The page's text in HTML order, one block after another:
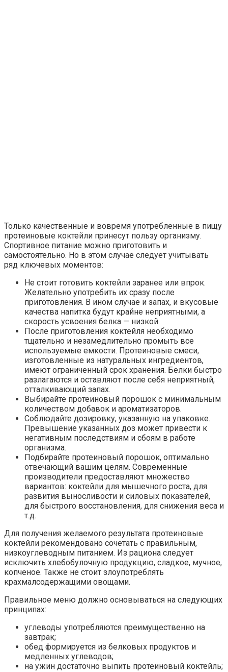
Только качественные и вовремя употребленные в пищу
протеиновые коктейли принесут пользу организму.
Спортивное питание можно приготовить и
самостоятельно. Но в этом случае следует учитывать
ряд ключевых моментов:
Не стоит готовить коктейли заранее или впрок.
Желательно употребить их сразу после
приготовления. В ином случае и запах, и вкусовые
качества напитка будут крайне неприятными, а
скорость усвоения белка — низкой.
После приготовления коктейля необходимо
тщательно и незамедлительно промыть все
используемые емкости. Протеиновые смеси,
изготовленные из натуральных ингредиентов,
имеют ограниченный срок хранения. Белки быстро
разлагаются и оставляют после себя неприятный,
отталкивающий запах.
Выбирайте протеиновый порошок с минимальным
количеством добавок и ароматизаторов.
Соблюдайте дозировку, указанную на упаковке.
Превышение указанных доз может привести к
негативным последствиям и сбоям в работе
организма.
Подбирайте протеиновый порошок, оптимально
отвечающий вашим целям. Современные
производители предоставляют множество
вариантов: коктейли для мышечного роста, для
развития выносливости и силовых показателей,
для быстрого восстановления, для снижения веса и
т.д.
Для получения желаемого результата протеиновые
коктейли рекомендовано сочетать с правильным,
низкоуглеводным питанием. Из рациона следует
исключить хлебобулочную продукцию, сладкое, мучное,
копченое. Также не стоит злоупотреблять
крахмалсодержащими овощами.
Правильное меню должно основываться на следующих
принципах:
углеводы употребляются преимущественно на
завтрак;
обед формируется из белковых продуктов и
медленных углеводов;
на ужин достаточно выпить протеиновый коктейль;